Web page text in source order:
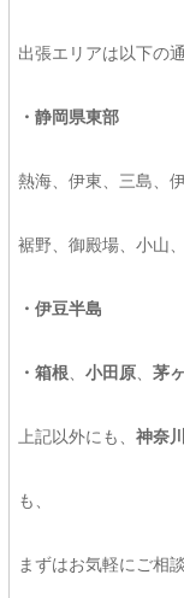
出張エリアは以下の通
・静岡県東部
熱海、伊東、三島、
裾野、御殿場、小山
・伊豆半島
・箱根 小田原、 茅
上記以外にも、 神奈
も、
まずはお気軽にご相